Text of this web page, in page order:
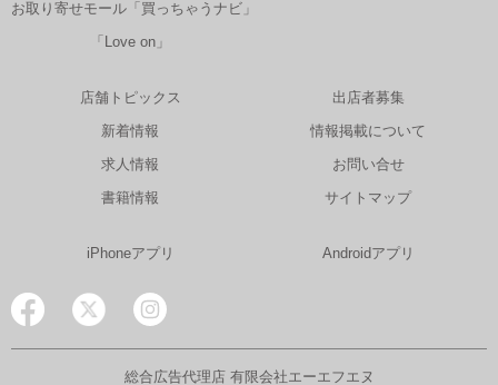
お取り寄せモール「買っちゃうナビ」
「Love on」
店舗トピックス
新着情報
求人情報
書籍情報
出店者募集
情報掲載について
お問い合せ
サイトマップ
iPhoneアプリ Androidアプリ
総合広告代理店 有限会社エーエフエヌ